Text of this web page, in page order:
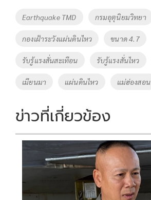
o
o
k
Li
n
k
Tags
Earthquake TMD กรมอุตุนิยมวิทยา
กองเฝ้าระวังแผ่นดินไหว ขนาด 4.7
รับรู้แรงสั่นสะเทือน รับรู้แรงสั่นไหว
เมียนมา แผ่นดินไหว แม่ฮ่องสอน
ข่าวที่เกี่ยวข้อง